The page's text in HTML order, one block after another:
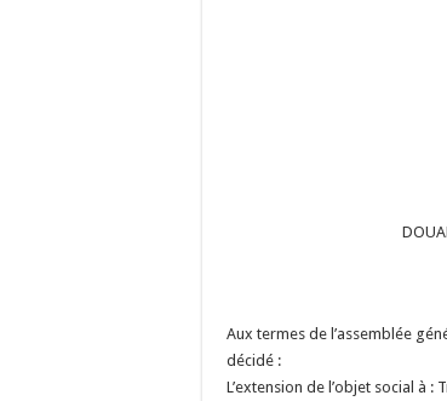
Aux termes de l’assemblée
décidé :
L’extension de l’objet social à